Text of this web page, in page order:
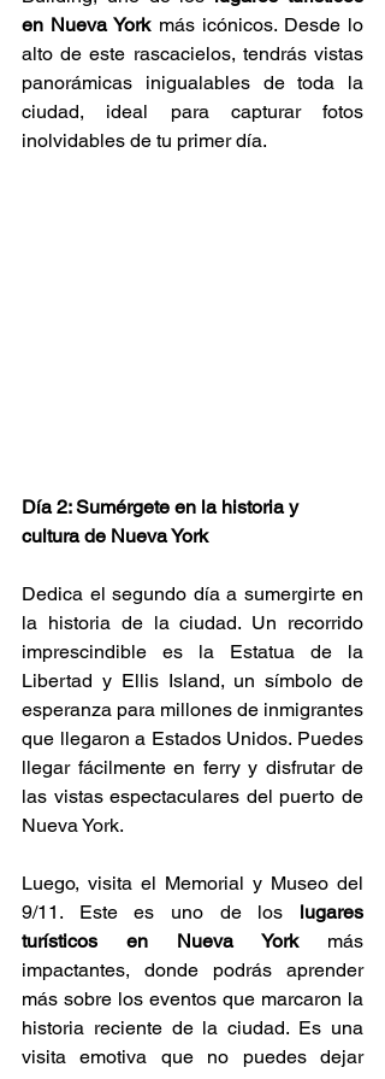
en Nueva York más icónicos. Desde lo
alto de este rascacielos, tendrás vistas
panorámicas inigualables de toda la
ciudad, ideal para capturar fotos
inolvidables de tu primer día.
Día 2: Sumérgete en la historia y
cultura de Nueva York
Dedica el segundo día a sumergirte en
la historia de la ciudad. Un recorrido
imprescindible es la Estatua de la
Libertad y Ellis Island, un símbolo de
esperanza para millones de inmigrantes
que llegaron a Estados Unidos. Puedes
llegar fácilmente en ferry y disfrutar de
las vistas espectaculares del puerto de
Nueva York.
Luego, visita el Memorial y Museo del
9/11. Este es uno de los lugares
turísticos en Nueva York más
impactantes, donde podrás aprender
más sobre los eventos que marcaron la
historia reciente de la ciudad. Es una
visita emotiva que no puedes dejar